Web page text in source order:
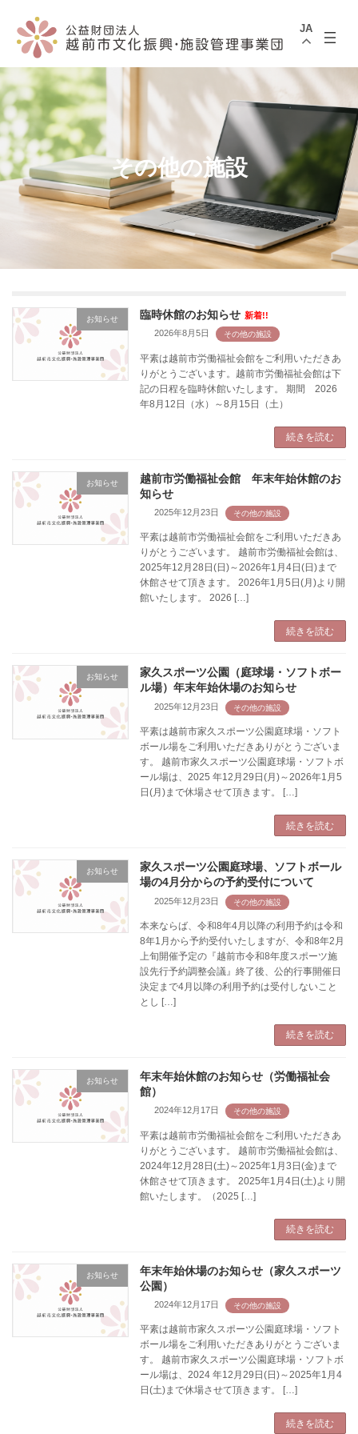
へ
ス
キ
ッ
プ
ョ
ン
に
移
動
JA
その他の施設
お知らせ 臨時休館のお知らせ 新着!!
2026年8月5日
平素は越前市労働福祉会館をご利用いただきあ
りがとうございます。越前市労働福祉会館は下
記の日程を臨時休館いたします。 期間 2026
年8月12日（水）～8月15日（土）
続きを読む
お知らせ
越前市労働福祉会館 年末年始休館のお
知らせ
2025年12月23日
平素は越前市労働福祉会館をご利用いただきあ
りがとうございます。 越前市労働福祉会館は、
2025年12月28日(日)～2026年1月4日(日)まで
休館させて頂きます。 2026年1月5日(月)より開
館いたします。 2026 […]
続きを読む
お知らせ
家久スポーツ公園（庭球場・ソフトボー
ル場）年末年始休場のお知らせ
2025年12月23日
平素は越前市家久スポーツ公園庭球場・ソフト
ボール場をご利用いただきありがとうございま
す。 越前市家久スポーツ公園庭球場・ソフトボ
ール場は、2025 年12月29日(月)～2026年1月5
日(月)まで休場させて頂きます。 […]
続きを読む
お知らせ
家久スポーツ公園庭球場、ソフトボール
場の4月分からの予約受付について
2025年12月23日
本来ならば、令和8年4月以降の利用予約は令和
8年1月から予約受付いたしますが、令和8年2月
上旬開催予定の『越前市令和8年度スポーツ施
設先行予約調整会議』終了後、公的行事開催日
決定まで4月以降の利用予約は受付しないこと
とし […]
続きを読む
お知らせ
年末年始休館のお知らせ（労働福祉会
館）
2024年12月17日
平素は越前市労働福祉会館をご利用いただきあ
りがとうございます。 越前市労働福祉会館は、
2024年12月28日(土)～2025年1月3日(金)まで
休館させて頂きます。 2025年1月4日(土)より開
館いたします。（2025 […]
続きを読む
お知らせ
年末年始休場のお知らせ（家久スポーツ
公園）
2024年12月17日
平素は越前市家久スポーツ公園庭球場・ソフト
ボール場をご利用いただきありがとうございま
す。 越前市家久スポーツ公園庭球場・ソフトボ
ール場は、2024 年12月29日(日)～2025年1月4
日(土)まで休場させて頂きます。 […]
続きを読む